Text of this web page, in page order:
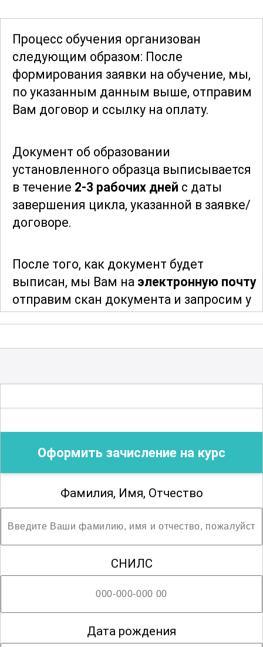
производительности и эффективности
производства.
По завершении курса участники будут
обладать комплексными знаниями и
навыками, необходимыми для
графитирования асбестовых
технических изделий. Этот курс станет
ценным ресурсом для всех, кто
стремится повысить свою
квалификацию и улучшить
области.
; Возможны разряды со второго по третий
Процесс обучения организован
следующим образом: После
формирования заявки на обучение, мы,
по указанным данным выше, отправим
Вам договор и ссылку на оплату.
Документ об образовании
установленного образца выписывается
в течение 2-3 рабочих дней с даты
завершения цикла, указанной в заявке/
договоре.
После того, как документ будет
выписан, мы Вам на электронную почту
отправим скан документа и запросим у
Вас адрес и индекс для отправки
мы сообщим Вам трек-номер для
документа об образовании.
Благодарим за сотрудничество!
Оформить зачисление на курс
Фамилия, Имя, Отчество
СНИЛС
Дата рождения